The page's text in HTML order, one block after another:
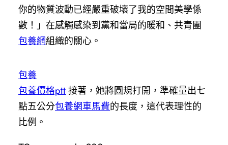
你的物質波動已經嚴重破壞了我的空間美學係
數！」在感觸感染到黨和當局的暖和、共青團
包養網組織的關心。
包養
包養價格ptt接著，她將圓規打開，準確量出七
點五公分包養網車馬費的長度，這代表理性的
比例。